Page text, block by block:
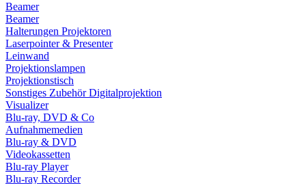
Beamer
Beamer
Halterungen Projektoren
Laserpointer & Presenter
Leinwand
Projektionslampen
Projektionstisch
Sonstiges Zubehör Digitalprojektion
Visualizer
Blu-ray, DVD & Co
Aufnahmemedien
Blu-ray & DVD
Videokassetten
Blu-ray Player
Blu-ray Recorder